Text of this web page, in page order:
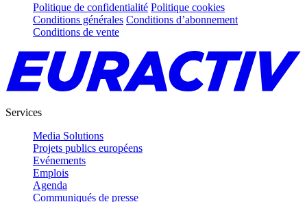
Politique de confidentialité Politique cookies
Conditions générales Conditions d’abonnement
Conditions de vente
Services
Media Solutions
Projets publics européens
Evénements
Emplois
Agenda
Communiqués de presse